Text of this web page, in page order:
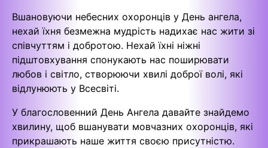
Вшановуючи небесних охоронців у День ангела,
нехай їхня безмежна мудрість надихає нас жити зі
співчуттям і добротою. Нехай їхні ніжні
підштовхування спонукають нас поширювати
любов і світло, створюючи хвилі доброї волі, які
відлунюють у Всесвіті.
У благословенний День Ангела давайте знайдемо
хвилину, щоб вшанувати мовчазних охоронців, які
прикрашають наше життя своєю присутністю.